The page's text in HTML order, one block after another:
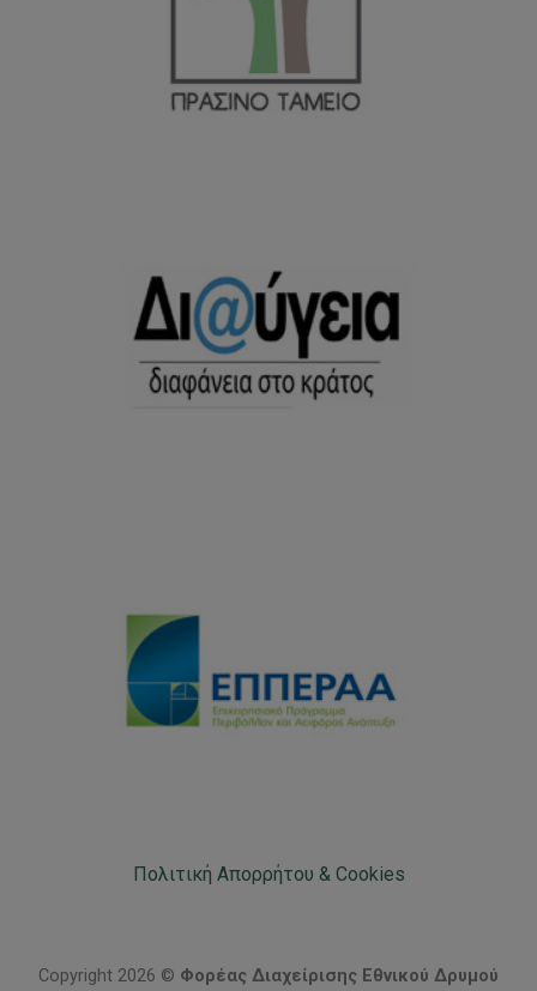
Πολιτική Απορρήτου & Cookies
Copyright 2026 © Φορέας Διαχείρισης Εθνικού Δρυμού